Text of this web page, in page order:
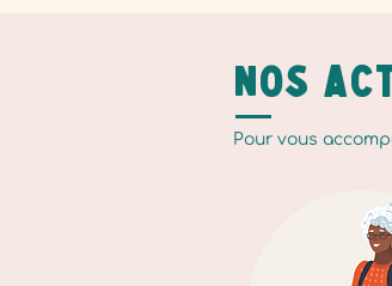
Nos
Pour vous